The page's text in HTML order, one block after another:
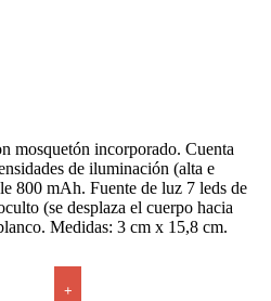
mosquetón incorporado. Cuenta
de iluminación (alta e
800 mAh. Fuente de luz 7 leds de
(se desplaza el cuerpo hacia
Medidas: 3 cm x 15,8 cm.
+